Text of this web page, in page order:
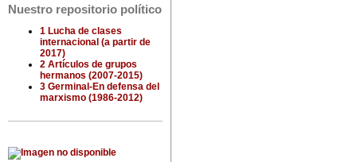
Nuestro repositorio político
1 Lucha de clases
internacional (a partir de
2017)
2 Artículos de grupos
hermanos (2007-2015)
3 Germinal-En defensa del
marxismo (1986-2012)